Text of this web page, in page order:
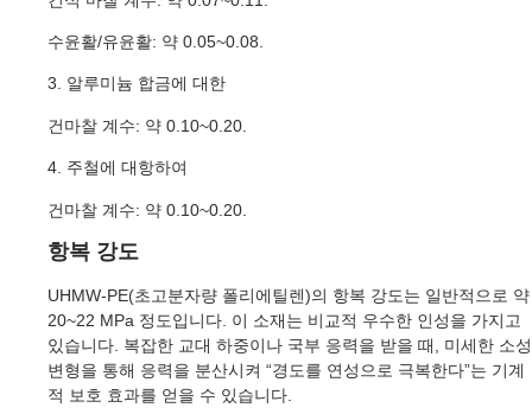
수윤활/유윤활: 약 0.05~0.08.
3. 알루미늄 합금에 대한
건마찰 계수: 약 0.10~0.20.
4. 주철에 대항하여
건마찰 계수: 약 0.10~0.20.
항복 강도
UHMW-PE(초고분자량 폴리에틸렌)의 항복 강도는 일반적으로 약
20~22 MPa 정도입니다. 이 소재는 비교적 우수한 인성을 가지고
있습니다. 복잡한 교대 하중이나 국부 응력을 받을 때, 미세한 소성
변형을 통해 응력을 분산시켜 “경도를 연성으로 극복한다”는 기계
적 보호 효과를 얻을 수 있습니다.